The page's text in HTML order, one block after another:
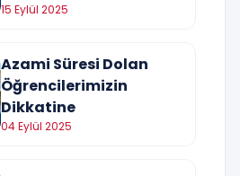
15 Eylül 2025
Azami Süresi Dolan
Öğrencilerimizin
Dikkatine
04 Eylül 2025